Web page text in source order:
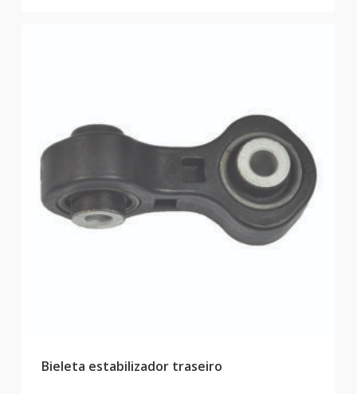
Bieleta estabilizador traseiro